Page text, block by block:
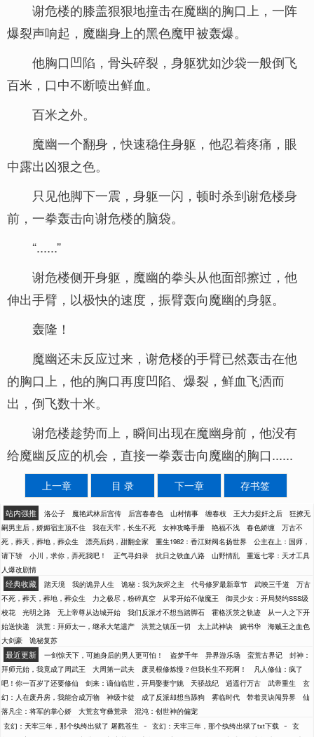
谢危楼的膝盖狠狠地撞击在魔幽的胸口上，一阵
爆裂声响起，魔幽身上的黑色魔甲被轰爆。
他胸口凹陷，骨头碎裂，身躯犹如沙袋一般倒飞
百米，口中不断喷出鲜血。
百米之外。
魔幽一个翻身，快速稳住身躯，他忍着疼痛，眼
中露出凶狠之色。
只见他脚下一震，身躯一闪，顿时杀到谢危楼身
前，一拳轰击向谢危楼的脑袋。
“......”
谢危楼侧开身躯，魔幽的拳头从他面部擦过，他
伸出手臂，以极快的速度，振臂轰向魔幽的身躯。
轰隆！
魔幽还未反应过来，谢危楼的手臂已然轰击在他
的胸口上，他的胸口再度凹陷、爆裂，鲜血飞洒而
出，倒飞数十米。
谢危楼趁势而上，瞬间出现在魔幽身前，他没有
给魔幽反应的机会，直接一拳轰击向魔幽的胸口......
上一章 目 录 下一章 存书签
站内强推 洛公子 魔艳武林后宫传 后宫春春色 山村情事 缠春枝 王大力捉奸之后
狂撩无
嗣男主后，娇媚宿主顶不住
我在天牢，长生不死 女神攻略手册 艳福不浅 春色娇缠
万古不
死，葬天，葬地，葬众生
漂亮后妈，甜翻全家 重生1982：香江财阀名扬世界
公主在上：国师，
请下轿
小川，求你，弄死我吧！ 正气寻妇录 抗日之铁血八路 山野情乱
重返七零：天才工具
人爆改剧情
经典收藏 踏天境 我的诡异人生 诡秘：我为灰烬之主 代号修罗最新章节 武映三千道
万古
不死，葬天，葬地，葬众生
力之极尽，粉碎真空 从零开始不做魔王
御灵少女：开局契约SSS级
校花
光明之路 无上帝尊从边城开始 我们反派才不想当踏脚石 霍格沃茨之轨迹
从一人之下开
始送快递
洪荒：拜师太一，继承大笔遗产 洪荒之镇压一切 太上武神诀 婉书华
海贼王之血色
大剑豪
诡秘复苏
最近更新 一剑惊天下，可她身后的男人更可怕！ 盗梦千年 异界游乐场 蛮荒古界记
封神：
拜师元始，我竟成了周武王
大周第一武夫 废灵根修炼慢？但我长生不死啊！
凡人修仙：疯了
吧！你一百岁了还要修仙
剑来：谪仙临世，开局娶妻宁姚 天骄战纪 逍遥行万古 武帝重生
玄
幻：人在废丹房，我能合成万物
神级卡徒 成了反派却想当舔狗 雾临时代 带着灵诀闯异界
仙
落凡尘：将军的掌心娇
大荒玄穹彝荒录
混沌：创世神的偏宠
玄幻：天牢三年，那个纨绔出狱了 屠戮苍生 - 玄幻：天牢三年，那个纨绔出狱了txt下载 - 玄